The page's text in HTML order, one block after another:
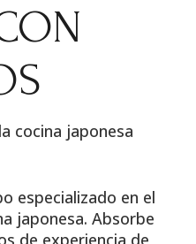
cocina japonesa
especializado en el
japonesa. Absorbe
de experiencia de